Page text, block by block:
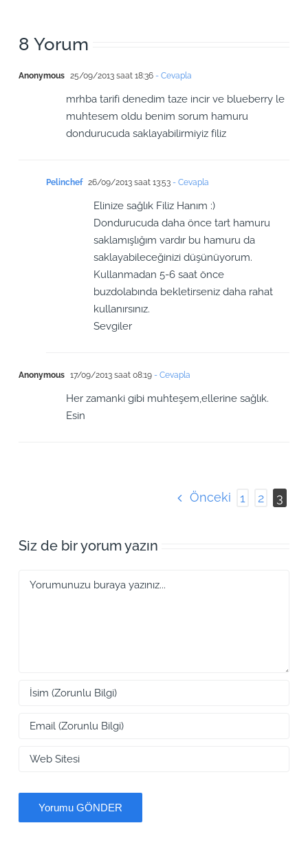
8 Yorum
Anonymous 25/09/2013 saat 18:36- Cevapla
mrhba tarifi denedim taze incir ve blueberry le
muhtesem oldu benim sorum hamuru
dondurucuda saklayabilirmiyiz filiz
Pelinchef 26/09/2013 saat 13:53- Cevapla
Elinize sağlık Filiz Hanım :)
Dondurucuda daha önce tart hamuru
saklamışlığım vardır bu hamuru da
saklayabileceğinizi düşünüyorum.
Kullanmadan 5-6 saat önce
buzdolabında bekletirseniz daha rahat
kullanırsınız.
Sevgiler
Anonymous 17/09/2013 saat 08:19- Cevapla
Her zamanki gibi muhteşem,ellerine sağlık.
Esin
Önceki 1 2 3
Siz de bir yorum yazın